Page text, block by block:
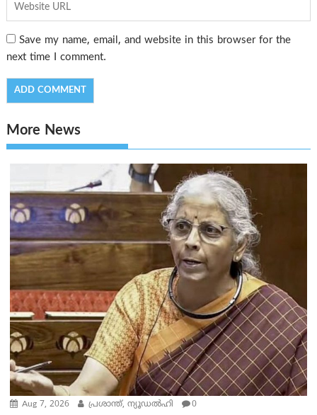
Save my name, email, and website in this browser for the
next time I comment.
More News
Aug 7, 2026 പ്രശാന്ത്, ന്യൂഡല്‍ഹി 0